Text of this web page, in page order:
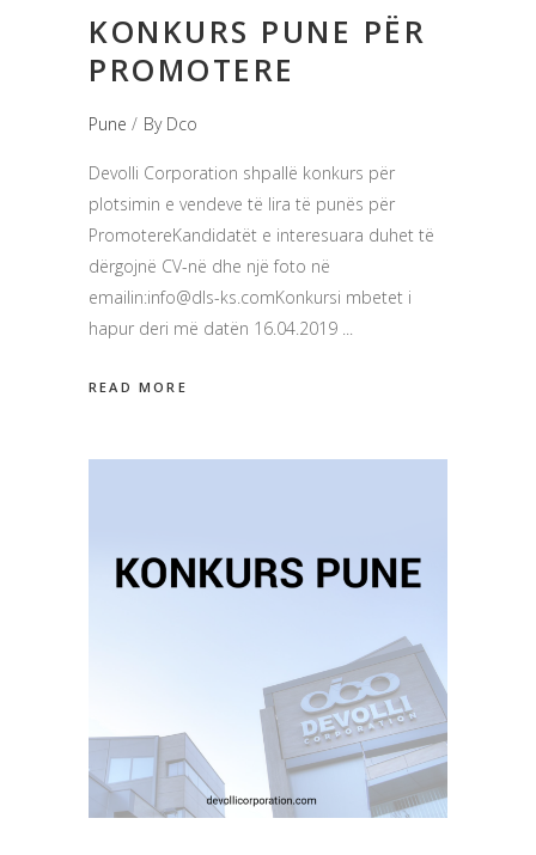
KONKURS PUNE PËR
PROMOTERE
Pune By Dco
Devolli Corporation shpallë konkurs për
plotsimin e vendeve të lira të punës për
PromotereKandidatët e interesuara duhet të
dërgojnë CV-në dhe një foto në
emailin:info@dls-ks.comKonkursi mbetet i
hapur deri më datën 16.04.2019
READ MORE